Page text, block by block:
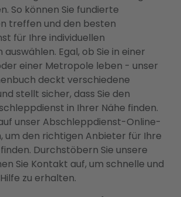
So können Sie fundierte
treffen und den besten
für Ihre individuellen
Egal, ob Sie in einer
einer Metropole leben - unser
deckt verschiedene
stellt sicher, dass Sie den
in Ihrer Nähe finden.
unser Abschleppdienst-Online-
um den richtigen Anbieter für Ihre
Durchstöbern Sie unsere
Sie Kontakt auf, um schnelle und
zu erhalten.